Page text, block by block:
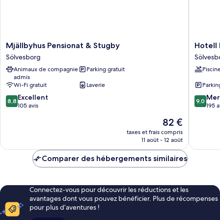
Mjällbyhus
Pensionat
&
Stugby
Sölvesborg
Mjällbyhus Pensionat & Stugby
Sölvesborg
Animaux de compagnie
admis
Parking gratuit
Wi-Fi gratuit
Laverie
8.8
sur
8,8 Excellent
105 avis
Le
nouveau
prix
de
82 €
taxes et frais compris
11 août - 12 août
Hotell
Hällevik
Hotell
9.0
sur
9,0
195
Comparer des hébergements similaires
Connectez-vous pour découvrir les réductions et les
avantages dont vous pouvez bénéficier. Plus de récompenses
pour plus d’aventures !